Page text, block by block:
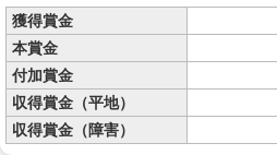
獲得賞金
本賞金
付加賞金
収得賞金（平地）
収得賞金（障害）